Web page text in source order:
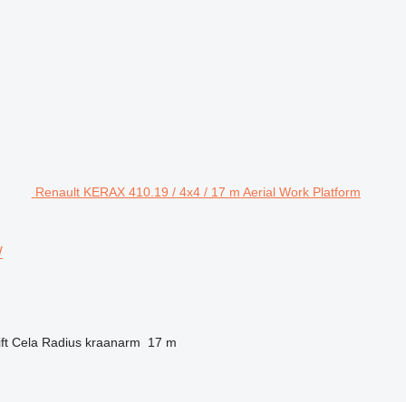
Renault KERAX 410.19 / 4x4 / 17 m Aerial Work Platform
Cela Radius kraanarm 17 m